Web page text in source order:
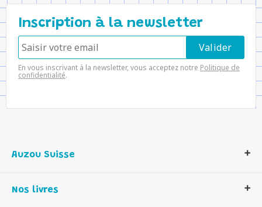
Inscription à la newsletter
En vous inscrivant à la newsletter, vous acceptez notre Politique de
confidentialité.
Auzou Suisse
Notre histoire
Nos livres